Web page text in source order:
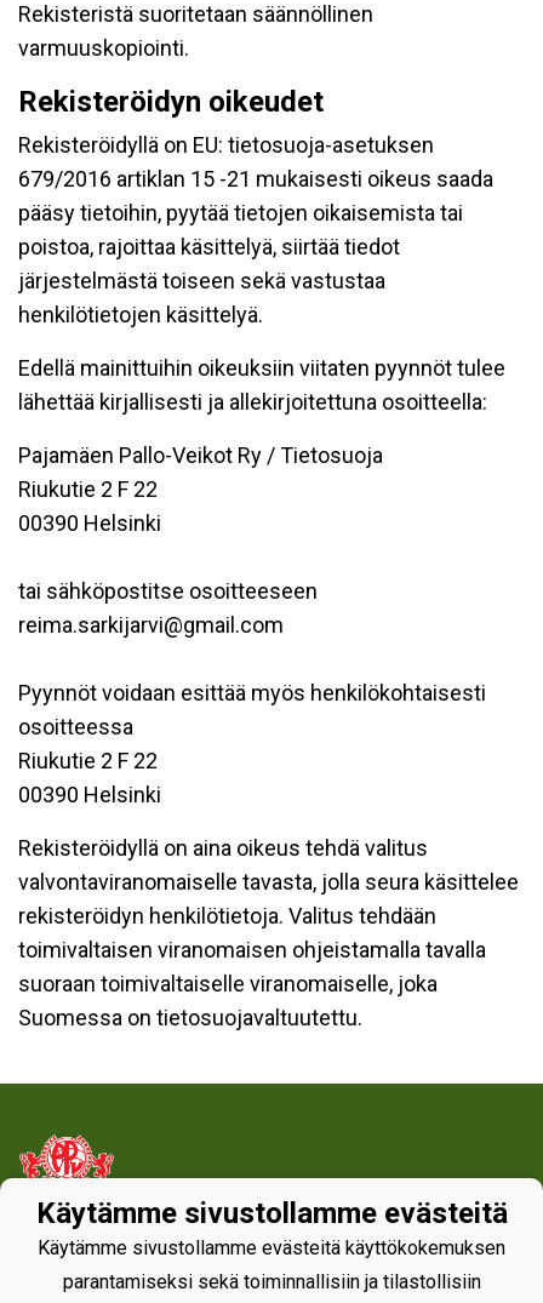
Rekisteristä suoritetaan säännöllinen
varmuuskopiointi.
Rekisteröidyn oikeudet
Rekisteröidyllä on EU: tietosuoja-asetuksen
679/2016 artiklan 15 -21 mukaisesti oikeus saada
pääsy tietoihin, pyytää tietojen oikaisemista tai
poistoa, rajoittaa käsittelyä, siirtää tiedot
järjestelmästä toiseen sekä vastustaa
henkilötietojen käsittelyä.
Edellä mainittuihin oikeuksiin viitaten pyynnöt tulee
lähettää kirjallisesti ja allekirjoitettuna osoitteella:
Pajamäen Pallo-Veikot Ry / Tietosuoja
Riukutie 2 F 22
00390 Helsinki
tai sähköpostitse osoitteeseen
reima.sarkijarvi@gmail.com
Pyynnöt voidaan esittää myös henkilökohtaisesti
osoitteessa
Riukutie 2 F 22
00390 Helsinki
Rekisteröidyllä on aina oikeus tehdä valitus
valvontaviranomaiselle tavasta, jolla seura käsittelee
rekisteröidyn henkilötietoja. Valitus tehdään
toimivaltaisen viranomaisen ohjeistamalla tavalla
suoraan toimivaltaiselle viranomaiselle, joka
Suomessa on tietosuojavaltuutettu.
Tietosuojaseloste
Käytämme sivustollamme evästeitä
Käytämme sivustollamme evästeitä käyttökokemuksen
parantamiseksi sekä toiminnallisiin ja tilastollisiin